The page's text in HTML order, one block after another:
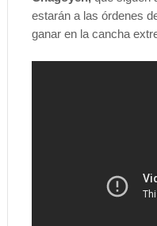
estarán a las órdenes
ganar en la cancha